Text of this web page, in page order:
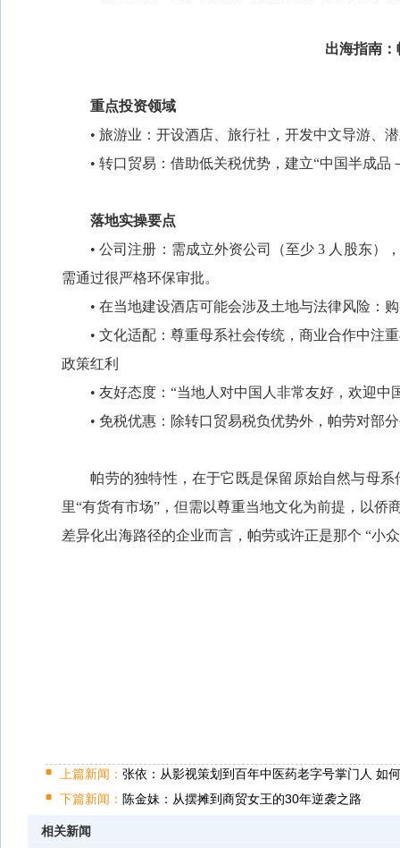
出海指南
重点投资领域
• 旅游业：开设酒店、旅行社，开发中文导游、潜
• 转口贸易：借助低关税优势，建立“中国半成品
落地实操要点
• 公司注册：需成立外资公司（至少 3 人股东）
需通过很严格环保审批。
• 在当地建设酒店可能会涉及土地与法律风险：购
• 文化适配：尊重母系社会传统，商业合作中注
政策红利
• 友好态度：“当地人对中国人非常友好，欢迎中
• 免税优惠：除转口贸易税负优势外，帕劳对部分
帕劳的独特性，在于它既是保留原始自然与母系
里“有货有市场”，但需以尊重当地文化为前提，以
差异化出海路径的企业而言，帕劳或许正是那个 “小
上篇新闻： 张依：从影视策划到百年中医药老字号掌门人 如
下篇新闻： 陈金妹：从摆摊到商贸女王的30年逆袭之路
相关新闻